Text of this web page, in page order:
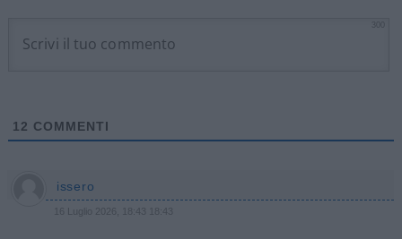
12 COMMENTI
issero
16 Luglio 2026, 18:43 18:43